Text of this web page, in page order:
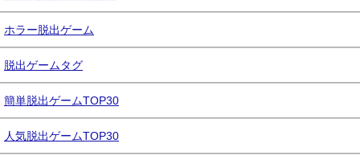
ホラー脱出ゲーム
脱出ゲームタグ
簡単脱出ゲームTOP30
人気脱出ゲームTOP30